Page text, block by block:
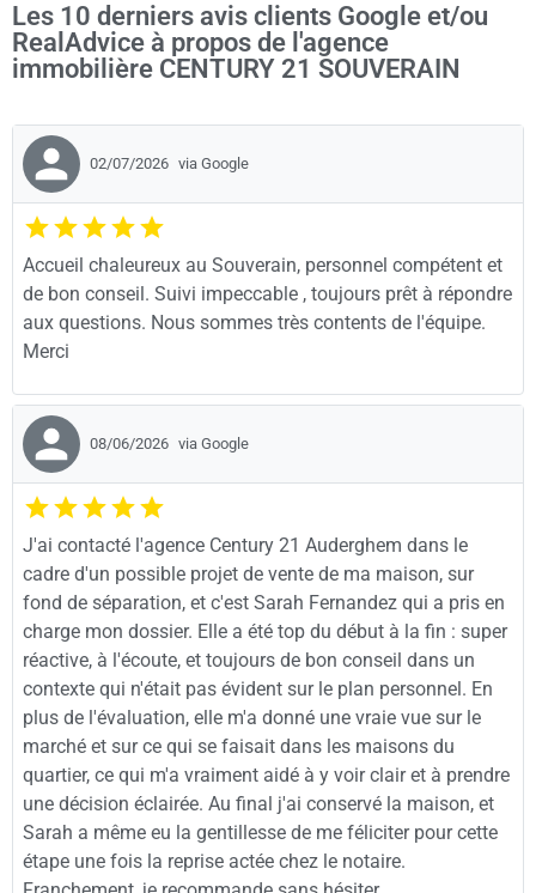
Les 10 derniers avis clients Google et/ou
RealAdvice à propos de l'agence
immobilière CENTURY 21 SOUVERAIN
02/07/2026 via Google
Accueil chaleureux au Souverain, personnel compétent et
de bon conseil. Suivi impeccable , toujours prêt à répondre
aux questions. Nous sommes très contents de l'équipe.
Merci
08/06/2026 via Google
J'ai contacté l'agence Century 21 Auderghem dans le
cadre d'un possible projet de vente de ma maison, sur
fond de séparation, et c'est Sarah Fernandez qui a pris en
charge mon dossier. Elle a été top du début à la fin : super
réactive, à l'écoute, et toujours de bon conseil dans un
contexte qui n'était pas évident sur le plan personnel. En
plus de l'évaluation, elle m'a donné une vraie vue sur le
marché et sur ce qui se faisait dans les maisons du
quartier, ce qui m'a vraiment aidé à y voir clair et à prendre
une décision éclairée. Au final j'ai conservé la maison, et
Sarah a même eu la gentillesse de me féliciter pour cette
étape une fois la reprise actée chez le notaire.